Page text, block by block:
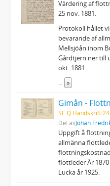
Värdering af
25 nov. 1881.
Protokoll hållet
bevarande af
Mellsjöån inom
Gårdtjern ner till
okt. 1881.
»
Gimån -
SE Q Handskrift
Del avJohan
Uppgift å
allmänna
flottleder År
Lucka år 1925.